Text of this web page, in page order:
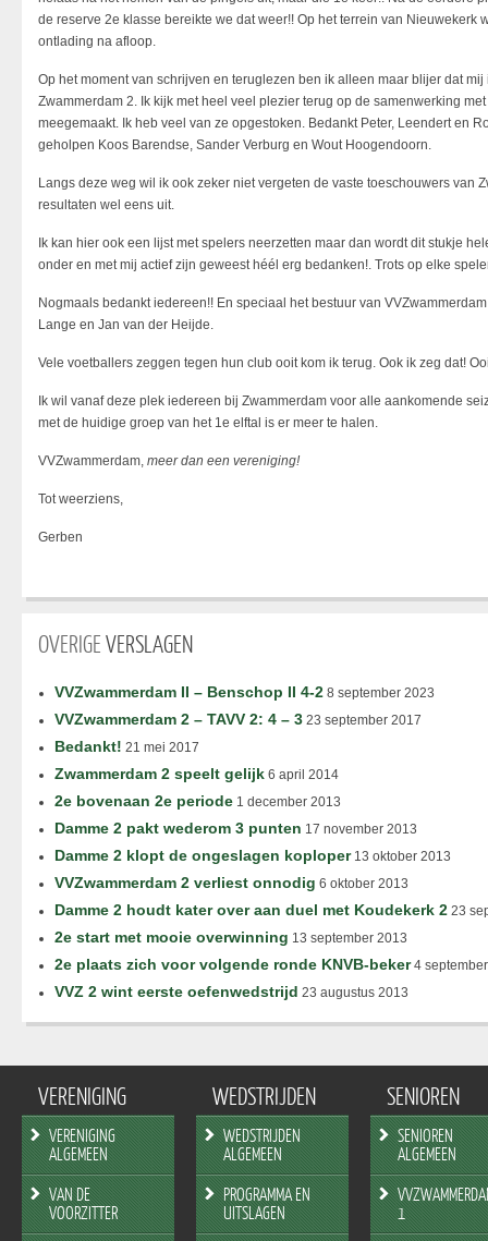
de reserve 2e klasse bereikte we dat weer!! Op het terrein van Nieuwekerk
ontlading na afloop.
Op het moment van schrijven en teruglezen ben ik alleen maar blijer dat
Zwammerdam 2. Ik kijk met heel veel plezier terug op de samenwerking
meegemaakt. Ik heb veel van ze opgestoken. Bedankt Peter, Leendert en
geholpen Koos Barendse, Sander Verburg en Wout Hoogendoorn.
Langs deze weg wil ik ook zeker niet vergeten de vaste toeschouwers van
resultaten wel eens uit.
Ik kan hier ook een lijst met spelers neerzetten maar dan wordt dit stukje
onder en met mij actief zijn geweest héél erg bedanken!. Trots op elke
Nogmaals bedankt iedereen!! En speciaal het bestuur van
Lange en Jan van der Heijde.
Vele voetballers zeggen tegen hun club ooit kom ik terug. Ook ik zeg dat!
Ik wil vanaf deze plek iedereen bij Zwammerdam voor alle aankomende
met de huidige groep van het 1e elftal is er meer te halen.
VVZwammerdam, meer dan een vereniging!
Tot weerziens,
Gerben
OVERIGEVERSLAGEN
VVZwammerdam II – Benschop II 4-2 8 september 2023
VVZwammerdam 2 – TAVV 2: 4 – 3 23 september 2017
Bedankt! 21 mei 2017
Zwammerdam 2 speelt gelijk 6 april 2014
2e bovenaan 2e periode 1 december 2013
Damme 2 pakt wederom 3 punten 17 november 2013
Damme 2 klopt de ongeslagen koploper13 oktober 2013
VVZwammerdam 2 verliest onnodig 6 oktober 2013
Damme 2 houdt kater over aan duel met Koudekerk 2 23
2e start met mooie overwinning 13 september 2013
2e plaats zich voor volgende ronde KNVB-beker4
VVZ 2 wint eerste oefenwedstrijd 23 augustus 2013
VERENIGING
VERENIGING
ALGEMEEN
VAN DE
VOORZITTER
WEDSTRIJDEN
WEDSTRIJDEN
ALGEMEEN
PROGRAMMA EN
UITSLAGEN
SENIOREN
SENIOREN
ALGEMEEN
1